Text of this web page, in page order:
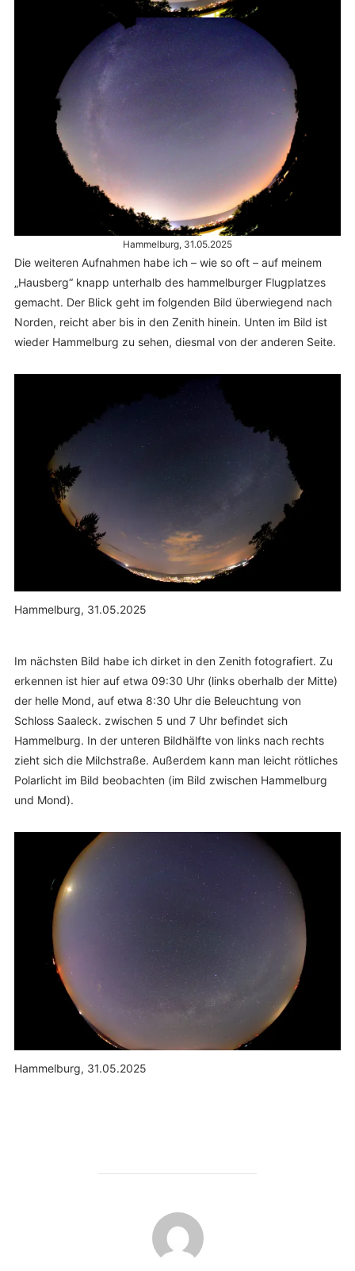
Hammelburg, 31.05.2025
Die weiteren Aufnahmen habe ich – wie so oft – auf meinem
„Hausberg“ knapp unterhalb des hammelburger Flugplatzes
gemacht. Der Blick geht im folgenden Bild überwiegend nach
Norden, reicht aber bis in den Zenith hinein. Unten im Bild ist
wieder Hammelburg zu sehen, diesmal von der anderen Seite.
Hammelburg, 31.05.2025
Im nächsten Bild habe ich dirket in den Zenith fotografiert. Zu
erkennen ist hier auf etwa 09:30 Uhr (links oberhalb der Mitte)
der helle Mond, auf etwa 8:30 Uhr die Beleuchtung von
Schloss Saaleck. zwischen 5 und 7 Uhr befindet sich
Hammelburg. In der unteren Bildhälfte von links nach rechts
zieht sich die Milchstraße. Außerdem kann man leicht rötliches
Polarlicht im Bild beobachten (im Bild zwischen Hammelburg
und Mond).
Hammelburg, 31.05.2025